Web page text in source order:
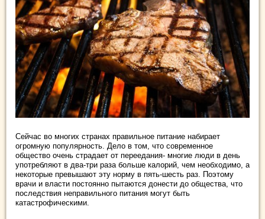
Сейчас во многих странах правильное питание набирает
огромную популярность. Дело в том, что современное
общество очень страдает от переедания- многие люди в день
употребляют в два-три раза больше калорий, чем необходимо, а
некоторые превышают эту норму в пять-шесть раз. Поэтому
врачи и власти постоянно пытаются донести до общества, что
последствия неправильного питания могут быть
катастрофическими.